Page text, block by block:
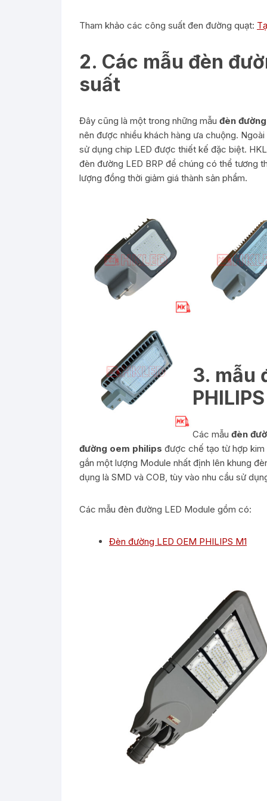
Tham khảo các công suất đen đường quạt:
2. Các mẫu đèn
suất
Đây cũng là một trong những mẫu đèn
nên được nhiều khách hàng ưa chuộng.
sử dụng chip LED được thiết kế đặc biệt.
đèn đường LED BRP để chúng có thể tương
lượng đồng thời giảm giá thành sản phẩm.
3. mẫu
PHILIPS
Các mẫu đèn
đường oem philips được chế tạo từ hợp kim
gắn một lượng Module nhất định lên khung
dụng là SMD và COB, tùy vào nhu cầu sử
Các mẫu đèn đường LED Module gồm có:
Đèn đường LED OEM PHILIPS M1